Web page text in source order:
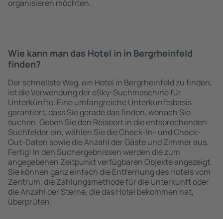
organisieren möchten.
Wie kann man das Hotel in in Bergrheinfeld
finden?
Der schnellste Weg, ein Hotel in Bergrheinfeld zu finden,
ist die Verwendung der eSky-Suchmaschine für
Unterkünfte. Eine umfangreiche Unterkunftsbasis
garantiert, dass Sie gerade das finden, wonach Sie
suchen. Geben Sie den Reiseort in die entsprechenden
Suchfelder ein, wählen Sie die Check-In- und Check-
Out-Daten sowie die Anzahl der Gäste und Zimmer aus.
Fertig! In den Suchergebnissen werden die zum
angegebenen Zeitpunkt verfügbaren Objekte angezeigt.
Sie können ganz einfach die Entfernung des Hotels vom
Zentrum, die Zahlungsmethode für die Unterkunft oder
die Anzahl der Sterne, die das Hotel bekommen hat,
überprüfen.